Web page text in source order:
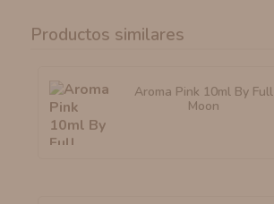
Productos similares
Aroma Pink 10ml By Full
Moon